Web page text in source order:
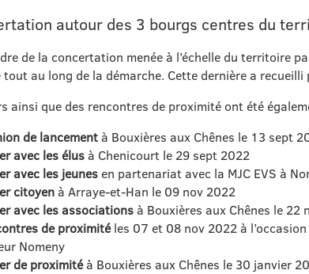
autour des 3 bourgs centres du
de la concertation menée à l’échelle du territoire
au long de la démarche. Cette dernière a recueilli
ainsi que des rencontres de proximité ont été
de lancement à Bouxières aux Chênes le 13 sept
avec les élus à Chenicourt le 29 sept 2022
avec les jeunes en partenariat avec la MJC EVS à
citoyen à Arraye-et-Han le 09 nov 2022
avec les associations à Bouxières aux Chênes le 22
de proximitéles 07 et 08 nov 2022 à l’occasion
Nomeny
de proximitéà Bouxières aux Chênes le 30 janvier